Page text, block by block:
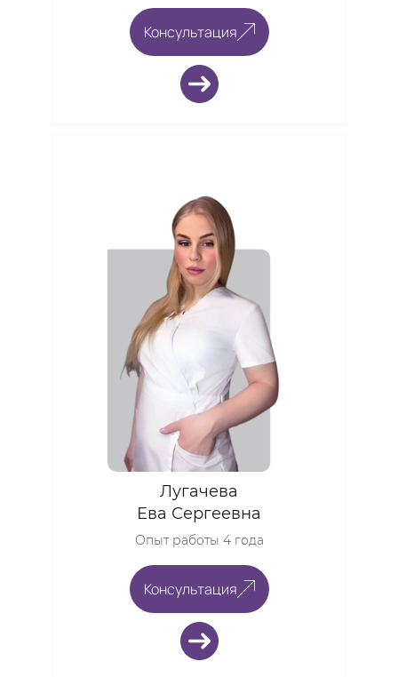
Консультация
Лугачева
Ева Сергеевна
Опыт работы 4 года
Консультация